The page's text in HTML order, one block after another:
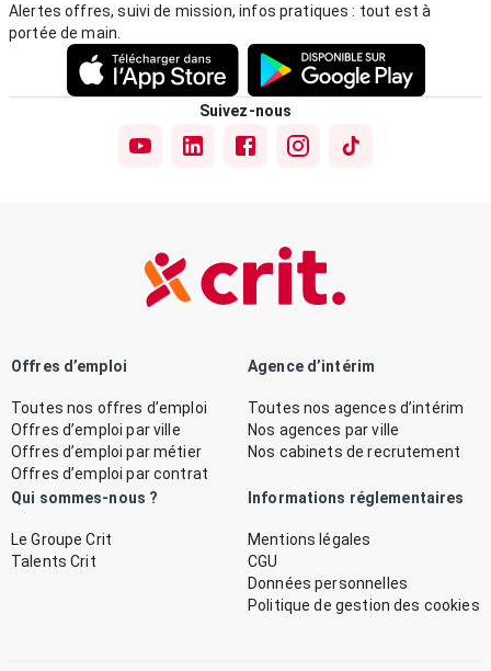
Alertes offres, suivi de mission, infos pratiques : tout est à
portée de main.
Suivez-nous
Offres d’emploi
Toutes nos offres d’emploi
Offres d’emploi par ville
Offres d’emploi par métier
Offres d’emploi par contrat
Agence d’intérim
Toutes nos agences d’intérim
Nos agences par ville
Nos cabinets de recrutement
Qui sommes-nous ?
Le Groupe Crit
Talents Crit
Informations réglementaires
Mentions légales
CGU
Données personnelles
Politique de gestion des cookies